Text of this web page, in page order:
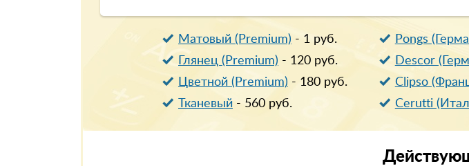
Матовый (Premium) - 1руб. Pongs
Глянец (Premium) - 120руб. Descor
Цветной (Premium) - 180руб. Clipso
Тканевый- 560руб. Cerutti